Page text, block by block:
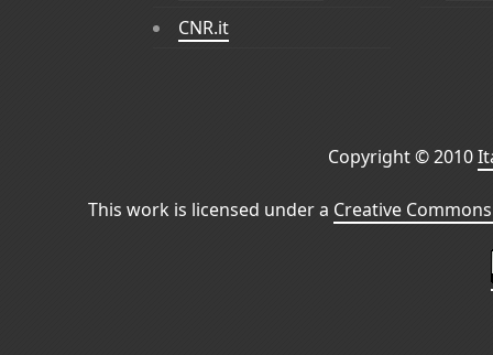
CNR.it
Copyright © 2010
This work is licensed under a Creative